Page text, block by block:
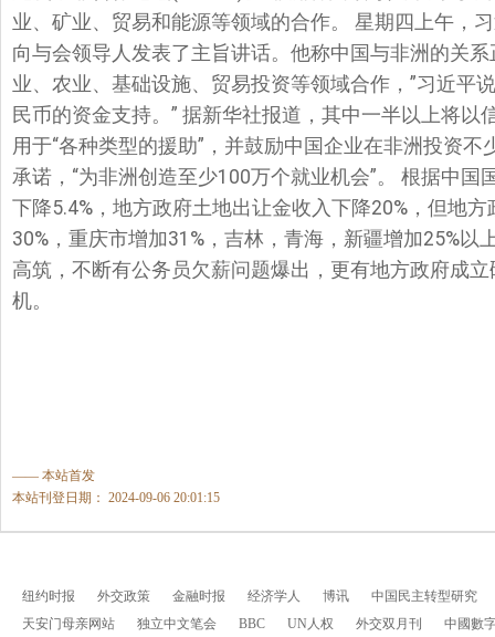
业、矿业、贸易和能源等领域的合作。 星期四上午，
向与会领导人发表了主旨讲话。他称中国与非洲的关
业、农业、基础设施、贸易投资等领域合作，”习近平
民币的资金支持。” 据新华社报道，其中一半以上将
用于“各种类型的援助”，并鼓励中国企业在非洲投资
承诺，“为非洲创造至少100万个就业机会”。 根据中
下降5.4%，地方政府土地出让金收入下降20%，但地
30%，重庆市增加31%，吉林，青海，新疆增加25%
高筑，不断有公务员欠薪问题爆出，更有地方政府成
机。
—— 本站首发
本站刊登日期： 2024-09-06 20:01:15
纽约时报 外交政策 金融时报 经济学人 博讯
中国民主转型研究
天安门母亲网站
独立中文笔会 BBC UN人权 外交双月刊
中國數